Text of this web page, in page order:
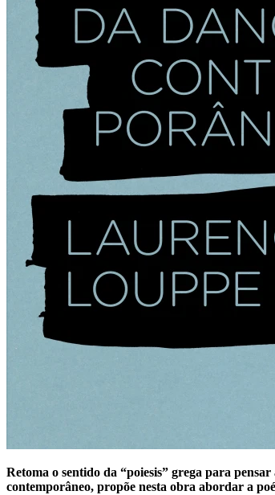
Retoma o sentido da “poiesis” grega para
contemporâneo, propõe nesta obra abordar a